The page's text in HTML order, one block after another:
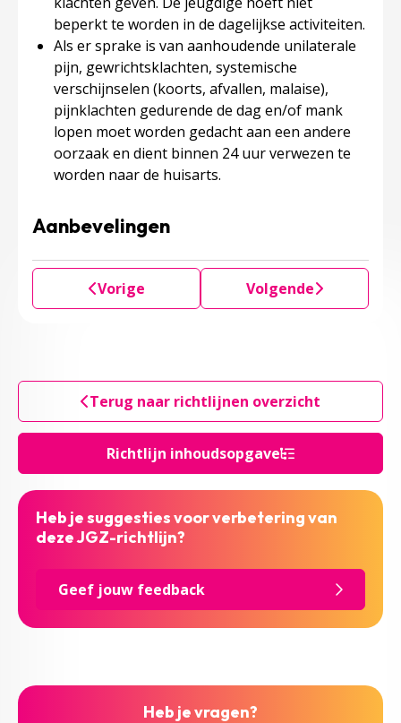
Richtlijn inhoudsopgave
beperkt te worden in de dagelijkse activiteiten.
Als er sprake is van aanhoudende unilaterale
pijn, gewrichtsklachten, systemische
verschijnselen (koorts, afvallen, malaise),
pijnklachten gedurende de dag en/of mank
lopen moet worden gedacht aan een andere
oorzaak en dient binnen 24 uur verwezen te
worden naar de huisarts.
Aanbevelingen
Vorige Volgende
Terug naar richtlijnen overzicht
Heb je suggesties voor verbetering van
deze JGZ-richtlijn?
Geef jouw feedback
Heb je vragen?